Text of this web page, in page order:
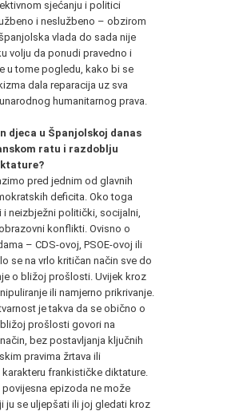
sjećanju i politici
i neslužbeno – obzirom
vlada do sada nije
volju da ponudi pravedno i
u tome pogledu, kako bi se
dala reparacija uz sva
humanitarnog prava.
djeca u Španjolskoj danas
ratu i razdoblju
pred jednim od glavnih
deficita. Oko toga
neizbježni politički, socijalni,
konflikti. Ovisno o
– CDS-ovoj, PSOE-ovoj ili
se na vrlo kritičan način sve do
o bližoj prošlosti. Uvijek kroz
ili namjerno prikrivanje.
je takva da se obično o
prošlosti govori na
bez postavljanja ključnih
pravima žrtava ili
frankističke diktature.
povijesna epizoda ne može
ju se uljepšati ili joj gledati kroz